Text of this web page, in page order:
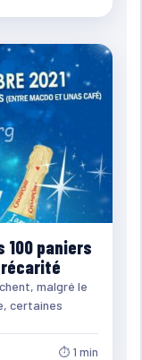
100 paniers
malgré le
certaines
⏱ 1 min